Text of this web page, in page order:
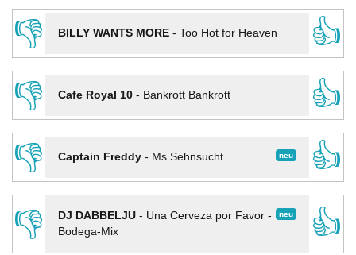
👎
BILLY WANTS MORE- Too Hot for Heaven
👍
👎
Cafe Royal 10- Bankrott Bankrott
👍
👎
neu
Captain Freddy- Ms Sehnsucht
👍
👎
neu
DJ DABBELJU- Una Cerveza por Favor -
Bodega-Mix
👍